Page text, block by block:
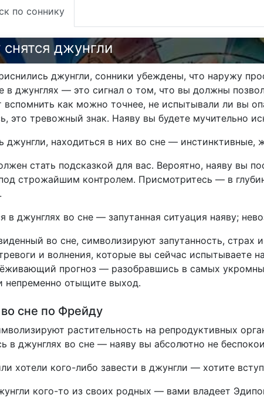
по соннику
джунгли
джунгли, сонники убеждены, что наружу
в джунглях — это сигнал о том, что вы должны
вспомнить как можно точнее, не испытывали ли вы
это тревожный знак. Наяву вы будете мучительно
джунгли, находиться в них во сне —
стать подсказкой для вас. Вероятно, наяву вы
строжайшим контролем. Присмотритесь — в
в джунглях во сне — запутанная ситуация наяву;
во сне, символизируют запутанность,
и волнения, которые вы сейчас испытываете
прогноз — разобравшись в самых
непременно отыщите выход.
сне по Фрейду
растительность на репродуктивных
в джунглях во сне — наяву вы абсолютно не
хотели кого-либо завести в джунгли — хотите
кого-то из своих родных — вами владеет